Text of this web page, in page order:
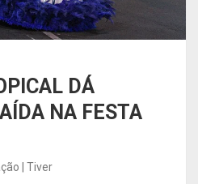
DÁ
NA FESTA
| Tiver